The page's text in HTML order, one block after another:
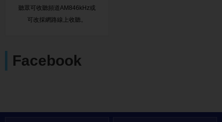
聽眾可收聽頻道AM846kHz或
可改採網路線上收聽。
Facebook